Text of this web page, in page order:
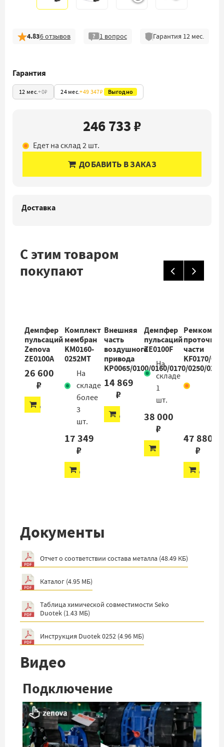
4.836отзывов 1 вопрос Гарантия 12 мес.
Гарантия
12 мес.+0₽ 24 мес.+49 347₽ Выгодно
246 733 ₽
ДОБАВИТЬ В ЗАКАЗ
Едет на склад 2 шт.
Доставка
С этим товаром
покупают
Демпфер
пульсаций
Zenova
ZE0100A
26 600
₽
ДОБАВИТЬ
Комплект
мембран
KM0160-
0252MT
На
складе
более
3
шт.
17 349
₽
ДОБАВИТЬ
Внешняя
часть
воздушного
привода
KP0065/0100/0160/0170/0250/0252
14 869
₽
ДОБАВИТЬ
Демпфер
пульсаций
ZE0100F
На
складе
1
шт.
38 000
₽
ДОБАВИТЬ
проточной
части
KF0170/
47 880
₽
Документы
Отчет о соответствии состава металла (48.49 КБ)
Каталог (4.95 МБ)
Таблица химической совместимости Seko
Duotek (1.43 МБ)
Инструкция Duotek 0252 (4.96 МБ)
Видео
Подключение